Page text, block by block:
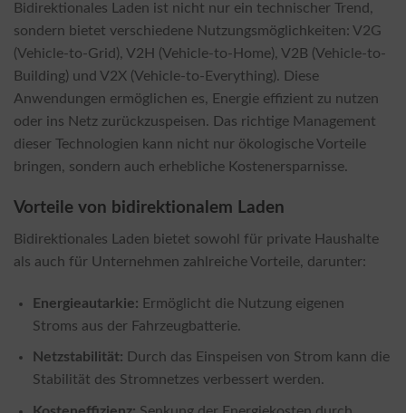
Bidirektionales Laden ist nicht nur ein technischer Trend,
sondern bietet verschiedene Nutzungsmöglichkeiten: V2G
(Vehicle-to-Grid), V2H (Vehicle-to-Home), V2B (Vehicle-to-
Building) und V2X (Vehicle-to-Everything). Diese
Anwendungen ermöglichen es, Energie effizient zu nutzen
oder ins Netz zurückzuspeisen. Das richtige Management
dieser Technologien kann nicht nur ökologische Vorteile
bringen, sondern auch erhebliche Kostenersparnisse.
Vorteile von bidirektionalem Laden
Bidirektionales Laden bietet sowohl für private Haushalte
als auch für Unternehmen zahlreiche Vorteile, darunter:
Energieautarkie: Ermöglicht die Nutzung eigenen
Stroms aus der Fahrzeugbatterie.
Netzstabilität: Durch das Einspeisen von Strom kann die
Stabilität des Stromnetzes verbessert werden.